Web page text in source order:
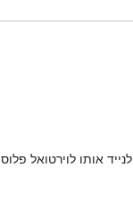
אותו לוירטואל פלוס